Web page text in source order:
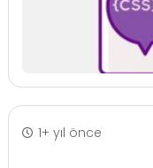
1+ yıl önce